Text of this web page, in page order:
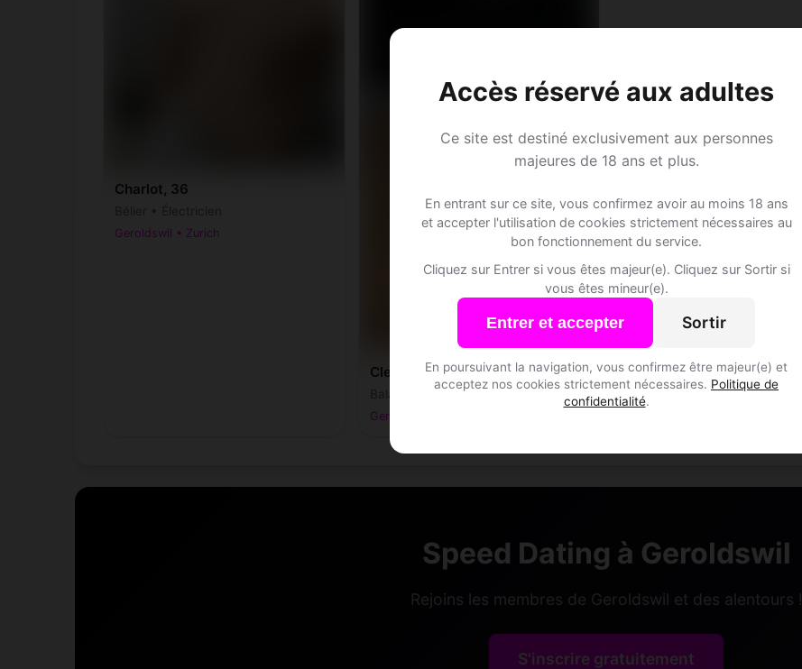
Accès réservé aux adultes
Ce site est destiné exclusivement aux personnes
majeures de 18 ans et plus.
En entrant sur ce site, vous confirmez avoir au moins 18 ans
et accepter l'utilisation de cookies strictement nécessaires au
bon fonctionnement du service.
Cliquez sur Entrer si vous êtes majeur(e). Cliquez sur Sortir si
vous êtes mineur(e).
Entrer et accepter Sortir
En poursuivant la navigation, vous confirmez être majeur(e) et
acceptez nos cookies strictement nécessaires. Politique de
confidentialité.
Charlot, 36
Geroldswil • Zurich
Clemenceau, 38
Balance • Data analyst
Geroldswil • Zurich
Speed Dating à Geroldswil
Rejoins les membres de Geroldswil et des alentours !
S'inscrire gratuitement